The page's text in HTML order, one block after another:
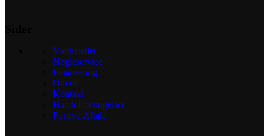
Værkstedet
Nøgleservice
Finansering
Om os
Kontakt
Handelsbetingelser
Fortryd Aftale